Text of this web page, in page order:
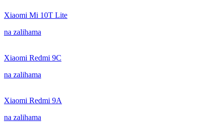
Xiaomi Mi 10T Lite
na zalihama
Xiaomi Redmi 9C
na zalihama
Xiaomi Redmi 9A
na zalihama